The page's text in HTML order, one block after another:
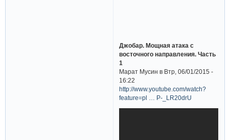
Джобар. Мощная атака с
восточного направления. Часть
1
Марат Мусин в Втр, 06/01/2015 -
16:22
http://www.youtube.com/watch?
feature=pl … P-_LR20drU